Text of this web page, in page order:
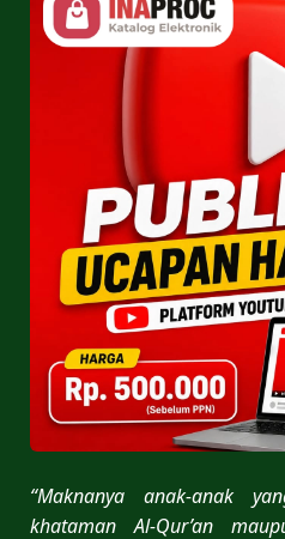
“Maknanya anak-anak
khataman Al-Qur’an